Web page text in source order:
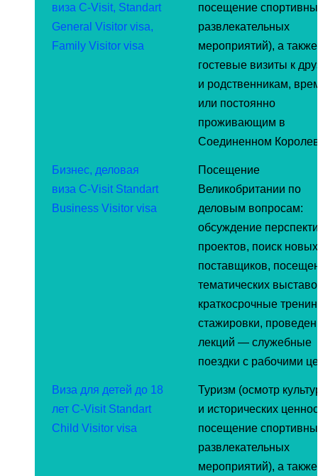
виза C-Visit, Standart
General Visitor visa,
Family Visitor visa
посещение
развлекательных
мероприятий), а также
гостевые визиты к
и родственникам,
или постоянно
проживающим в
Соединенном
Бизнес, деловая
виза C-Visit Standart
Business Visitor visa
Посещение
Великобритании по
деловым вопросам:
обсуждение
проектов, поиск новых
поставщиков,
тематических
краткосрочные
стажировки,
лекций — служебные
поездки с рабочими
Виза для детей до 18
лет C-Visit Standart
Child Visitor visa
Туризм (осмотр
и исторических
посещение
развлекательных
мероприятий), а также